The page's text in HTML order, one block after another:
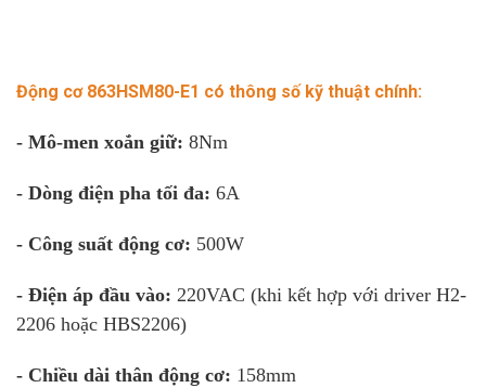
Động cơ 863HSM80-E1 có thông số kỹ thuật chính:
- Mô-men xoắn giữ: 8Nm
- Dòng điện pha tối đa: 6A
- Công suất động cơ: 500W
- Điện áp đầu vào: 220VAC (khi kết hợp với driver H2-
2206 hoặc HBS2206)
- Chiều dài thân động cơ: 158mm